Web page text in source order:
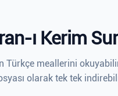
ı Kerim
Türkçe meallerini
olarak tek tek